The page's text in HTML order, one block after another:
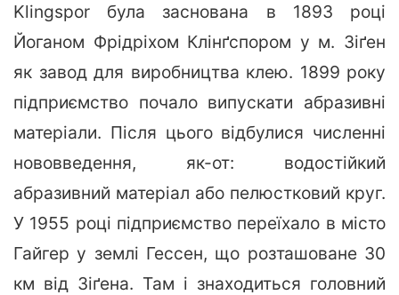
Klingspor була заснована в 1893 році
Йоганом Фрідріхом Клінґспором у м. Зіґен
як завод для виробництва клею. 1899 року
підприємство почало випускати абразивні
матеріали. Після цього відбулися численні
нововведення, як-от: водостійкий
абразивний матеріал або пелюстковий круг.
У 1955 році підприємство переїхало в місто
Гайгер у землі Гессен, що розташоване 30
км від Зіґена. Там і знаходиться головний